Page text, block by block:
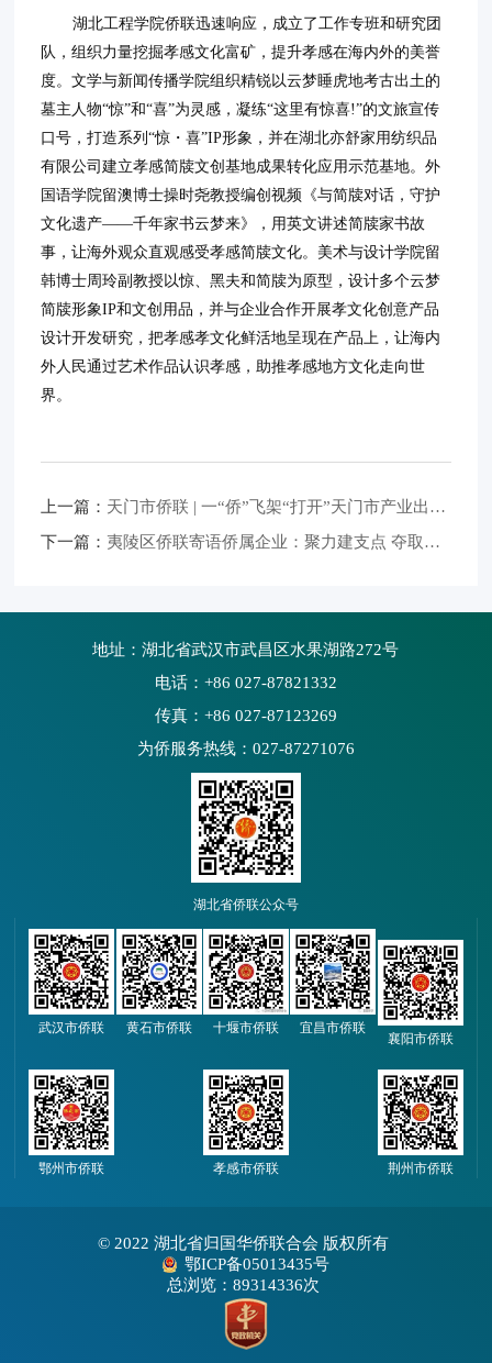
湖北工程学院侨联迅速响应，成立了工作专班和研究团
队，组织力量挖掘孝感文化富矿，提升孝感在海内外的美誉
度。文学与新闻传播学院组织精锐以云梦睡虎地考古出土的
墓主人物“惊”和“喜”为灵感，凝练“这里有惊喜!”的文旅宣传
口号，打造系列“惊・喜”IP形象，并在湖北亦舒家用纺织品
有限公司建立孝感简牍文创基地成果转化应用示范基地。外
国语学院留澳博士操时尧教授编创视频《与简牍对话，守护
文化遗产——千年家书云梦来》，用英文讲述简牍家书故
事，让海外观众直观感受孝感简牍文化。美术与设计学院留
韩博士周玲副教授以惊、黑夫和简牍为原型，设计多个云梦
简牍形象IP和文创用品，并与企业合作开展孝文化创意产品
设计开发研究，把孝感孝文化鲜活地呈现在产品上，让海内
外人民通过艺术作品认识孝感，助推孝感地方文化走向世
界。
上一篇： 天门市侨联 | 一“侨”飞架“打开”天门市产业出海新市场
下一篇： 夷陵区侨联寄语侨属企业：聚力建支点 夺取开门红
地址：湖北省武汉市武昌区水果湖路272号
电话：+86 027-87821332
传真：+86 027-87123269
为侨服务热线：027-87271076
湖北省侨联公众号
武汉市侨联 黄石市侨联 十堰市侨联 宜昌市侨联
襄阳市侨联
鄂州市侨联 孝感市侨联 荆州市侨联
© 2022 湖北省归国华侨联合会 版权所有
鄂ICP备05013435号
总浏览：89314336次